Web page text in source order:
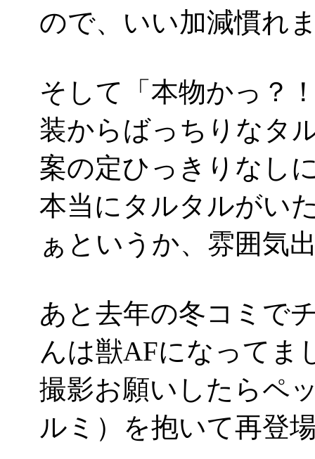
ので、いい加減慣れ
そして「本物かっ？
装からばっちりなタ
案の定ひっきりなし
本当にタルタルがい
ぁというか、雰囲気
あと去年の冬コミで
んは獣AFになってま
撮影お願いしたらペ
ルミ）を抱いて再登